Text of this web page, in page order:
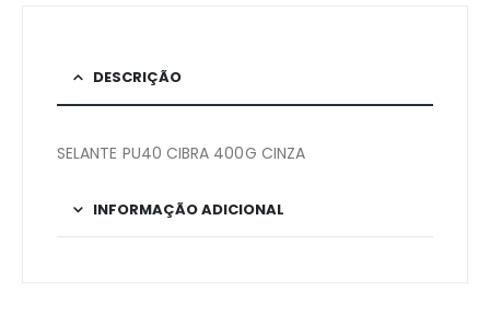
DESCRIÇÃO
SELANTE PU40 CIBRA 400G CINZA
INFORMAÇÃO ADICIONAL